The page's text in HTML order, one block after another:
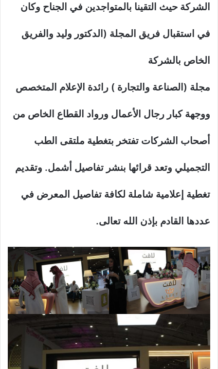
الشركة حيث التقينا بالمتواجدين في الجناح وكان
في استقبال فريق المجلة (الدكتور وليد والفريق
الخاص بالشركة
مجلة (الصناعة والتجارة ) رائدة الإعلام المتخصص
ووجهة كبار رجال الأعمال ورواد القطاع الخاص من
أصحاب الشركات تفتخر بتغطية ملتقى الطب
التجميلي وتعد قرائها بنشر تفاصيل أشمل. وتقديم
تغطية إعلامية شاملة لكافة تفاصيل المعرض في
عددها القادم بإذن الله تعالى.